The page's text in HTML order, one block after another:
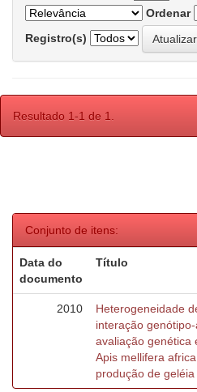
Ordenar
Registro(s)
Resultado 1-1 de 1.
Conjunto de itens:
Data do
documento
Título
2010
Heterogeneidade
interação
avaliação genética
Apis mellifera
produção de